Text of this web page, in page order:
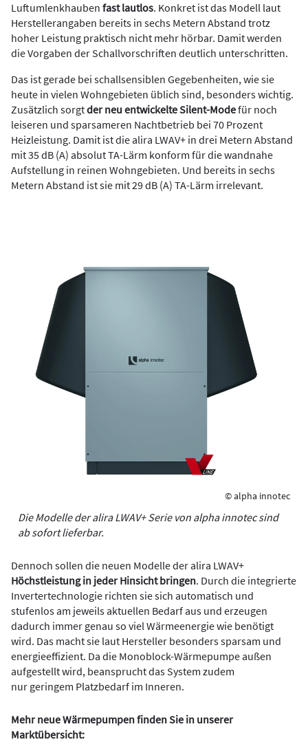
Luftumlenkhauben fast lautlos. Konkret ist das Modell laut
Herstellerangaben bereits in sechs Metern Abstand trotz
hoher Leistung praktisch nicht mehr hörbar. Damit werden
die Vorgaben der Schallvorschriften deutlich unterschritten.
Das ist gerade bei schallsensiblen Gegebenheiten, wie sie
heute in vielen Wohngebieten üblich sind, besonders wichtig.
Zusätzlich sorgtder neu entwickelte Silent-Modefür noch
leiseren und sparsameren Nachtbetrieb bei 70 Prozent
Heizleistung. Damit ist die alira LWAV+ in drei Metern Abstand
mit 35 dB (A) absolut TA-Lärm konform für die wandnahe
Aufstellung in reinen Wohngebieten. Und bereits in sechs
Metern Abstand ist sie mit 29 dB (A) TA-Lärm irrelevant.
© alpha innotec
Die Modelle der alira LWAV+ Serie von alpha innotec sind
ab sofort lieferbar.
Dennoch sollen die neuen Modelle der alira LWAV+
Höchstleistung in jeder Hinsicht bringen. Durch die integrierte
Invertertechnologie richten sie sich automatisch und
stufenlos am jeweils aktuellen Bedarf aus und erzeugen
dadurch immer genau so viel Wärmeenergie wie benötigt
wird. Das macht sie laut Hersteller besonders sparsam und
energieeffizient. Da die Monoblock-Wärmepumpe außen
aufgestellt wird, beansprucht das System zudem
nur geringem Platzbedarf im Inneren.
Mehr neue Wärmepumpen finden Sie in unserer
Marktübersicht: